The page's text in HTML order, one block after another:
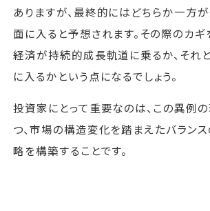
ありますが、最終的にはどちらか一方
面に入ると予想されます。その際のカギ
経済が持続的成長軌道に乗るか、それ
に入るかという点になるでしょう。
投資家にとって重要なのは、この異例
つ、市場の構造変化を踏まえたバラン
略を構築することです。